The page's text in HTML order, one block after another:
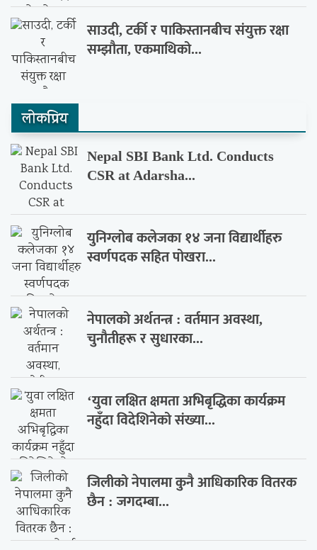
साउदी, टर्की र पाकिस्तानबीच संयुक्त रक्षा
सम्झौता, एकमाथिको...
लाेकप्रिय
Nepal SBI Bank Ltd. Conducts
CSR at Adarsha...
युनिग्लोब कलेजका १४ जना विद्यार्थीहरु
स्वर्णपदक सहित पोखरा...
नेपालको अर्थतन्त्र : वर्तमान अवस्था,
चुनौतीहरू र सुधारका...
‘युवा लक्षित क्षमता अभिबृद्धिका कार्यक्रम
नहुँदा विदेशिनेको संख्या...
जिलीको नेपालमा कुनै आधिकारिक वितरक
छैन : जगदम्बा...